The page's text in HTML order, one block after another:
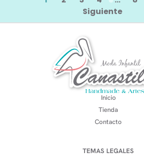
Siguiente
Inicio
Tienda
Contacto
TEMAS LEGALES